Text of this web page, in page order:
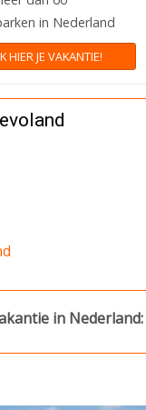
in Nederland
HIER JE VAKANTIE!
in Nederland: